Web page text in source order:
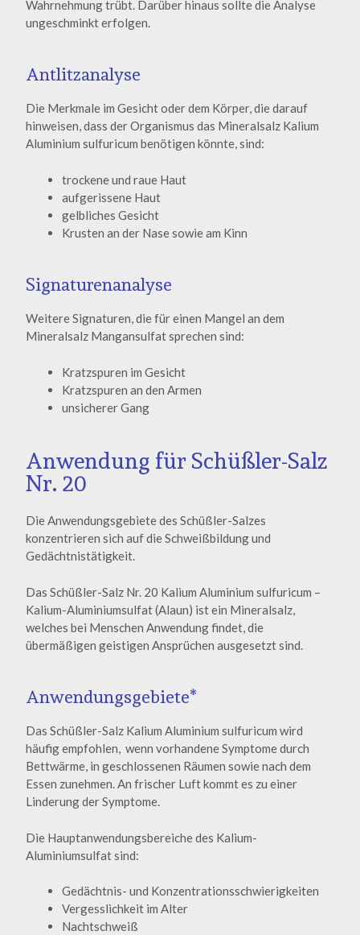
Wahrnehmung trübt. Darüber hinaus sollte die Analyse
ungeschminkt erfolgen.
Antlitzanalyse
Die Merkmale im Gesicht oder dem Körper, die darauf
hinweisen, dass der Organismus das Mineralsalz Kalium
Aluminium sulfuricum benötigen könnte, sind:
trockene und raue Haut
aufgerissene Haut
gelbliches Gesicht
Krusten an der Nase sowie am Kinn
Signaturenanalyse
Weitere Signaturen, die für einen Mangel an dem
Mineralsalz Mangansulfat sprechen sind:
Kratzspuren im Gesicht
Kratzspuren an den Armen
unsicherer Gang
Anwendung für Schüßler-Salz
Nr. 20
Die Anwendungsgebiete des Schüßler-Salzes
konzentrieren sich auf die Schweißbildung und
Gedächtnistätigkeit.
Das Schüßler-Salz Nr. 20 Kalium Aluminium sulfuricum –
Kalium-Aluminiumsulfat (Alaun) ist ein Mineralsalz,
welches bei Menschen Anwendung findet, die
übermäßigen geistigen Ansprüchen ausgesetzt sind.
Anwendungsgebiete*
Das Schüßler-Salz Kalium Aluminium sulfuricum wird
häufig empfohlen, wenn vorhandene Symptome durch
Bettwärme, in geschlossenen Räumen sowie nach dem
Essen zunehmen. An frischer Luft kommt es zu einer
Linderung der Symptome.
Die Hauptanwendungsbereiche des Kalium-
Aluminiumsulfat sind:
Gedächtnis- und Konzentrationsschwierigkeiten
Vergesslichkeit im Alter
Nachtschweiß